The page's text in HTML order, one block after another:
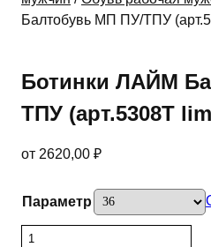
Балтобувь МП ПУ/ТПУ
Ботинки ЛАЙМ
ТПУ (арт.5308Т
от 2620,00 ₽
Параметр
Количество